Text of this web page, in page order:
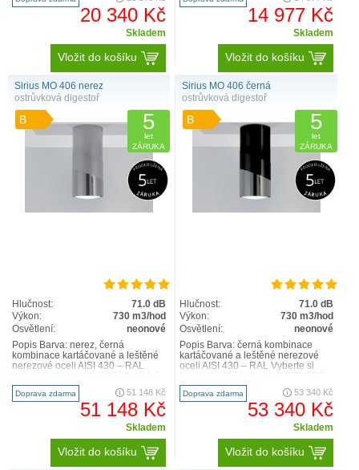
20 340 Kč
Skladem
Vložit do košíku
14 977 Kč
Skladem
Vložit do košíku
Sirius MO 406 nerez
ostrůvková digestoř
B 5
let
ZÁRUKA
Hlučnost:
71.0 dB
Výkon:
730 m3/hod
Osvětlení:
neonové
Popis Barva: nerez, černá
kombinace kartáčované a leštěné
nerezové oceli AISI 430 – RAL
COLORS Cena bude u..
Doprava zdarma 51 148 Kč
51 148 Kč
Skladem
Vložit do košíku
Sirius MO 406 černá
ostrůvková digestoř
B 5
let
ZÁRUKA
Hlučnost:
71.0 dB
Výkon:
730 m3/hod
Osvětlení:
neonové
Popis Barva: černá kombinace
kartáčované a leštěné nerezové
oceli AISI 430 – RAL Vyberte si
Cena bude upřesněn..
Doprava zdarma 53 340 Kč
53 340 Kč
Skladem
Vložit do košíku